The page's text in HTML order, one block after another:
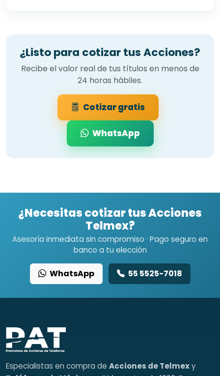
¿Listo para cotizar tus Acciones?
Recibe el valor real de tus títulos en menos de
24 horas hábiles.
Cotizar gratis
WhatsApp
¿Necesitas cotizar tus Acciones
Telmex?
Asesoría inmediata sin compromiso · Pago seguro en
banco a tu elección
WhatsApp 55 5525-7018
Especialistas en compra de Acciones de Telmexy